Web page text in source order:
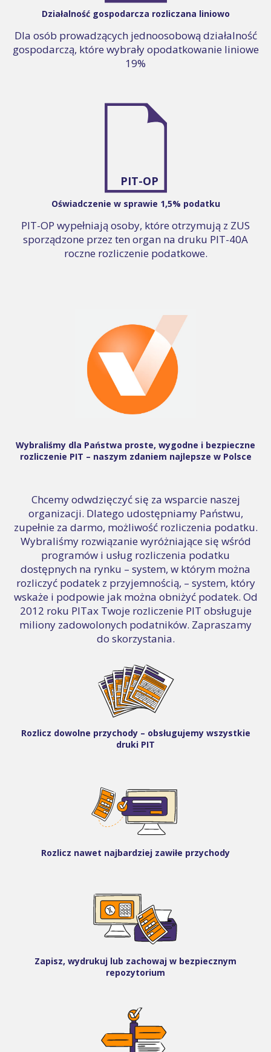
Działalność gospodarcza rozliczana liniowo
Dla osób prowadzących jednoosobową działalność
gospodarczą, które wybrały opodatkowanie liniowe
19%
PIT-OP
Oświadczenie w sprawie 1,5% podatku
PIT-OP wypełniają osoby, które otrzymują z ZUS
sporządzone przez ten organ na druku PIT-40A
roczne rozliczenie podatkowe.
Wybraliśmy dla Państwa proste, wygodne i bezpieczne
rozliczenie PIT – naszym zdaniem najlepsze w Polsce
Chcemy odwdzięczyć się za wsparcie naszej
organizacji. Dlatego udostępniamy Państwu,
zupełnie za darmo, możliwość rozliczenia podatku.
Wybraliśmy rozwiązanie wyróżniające się wśród
programów i usług rozliczenia podatku
dostępnych na rynku – system, w którym można
rozliczyć podatek z przyjemnością, – system, który
wskaże i podpowie jak można obniżyć podatek. Od
2012 roku PITax Twoje rozliczenie PIT obsługuje
miliony zadowolonych podatników. Zapraszamy
do skorzystania.
Rozlicz dowolne przychody – obsługujemy wszystkie
druki PIT
Rozlicz nawet najbardziej zawiłe przychody
Zapisz, wydrukuj lub zachowaj w bezpiecznym
repozytorium